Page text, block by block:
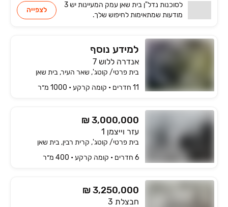
לסוכנות נדל"ן בית שאן עמק המעיינותיש 3
מודעות שמתאימותלחיפוש שלך.
לצפייה
למידע נוסף
אנדרה ללוש 7
בית פרטי/ קוטג', שאר העיר, בית שאן
11 חדרים • קומה ‎קרקע‏ • 1000 מ״ר
₪ 3,000,000
עזר וייצמן 1
בית פרטי/ קוטג', קרית רבין, בית שאן
6 חדרים • קומה ‎קרקע‏ • 400 מ״ר
₪ 3,250,000
חבצלת 3